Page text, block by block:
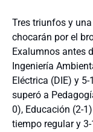
Tres triunfos y
chocarán por el
Exalumnos antes
Ingeniería
Eléctrica (DIE) y
superó a
0), Educación (2-
tiempo regular y